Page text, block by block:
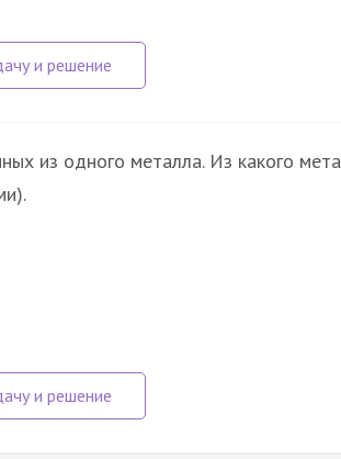
из одного металла. Из какого